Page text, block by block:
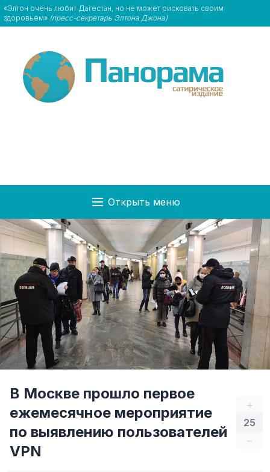
«Элтон очень любит Дагестан, но не может рисковать своим
здоровьем» (пресс-секретарь Элтона Джона)
Открыть меню
+
25
–
В Москве прошло первое
ежемесячное мероприятие
по выявлению пользователей
VPN